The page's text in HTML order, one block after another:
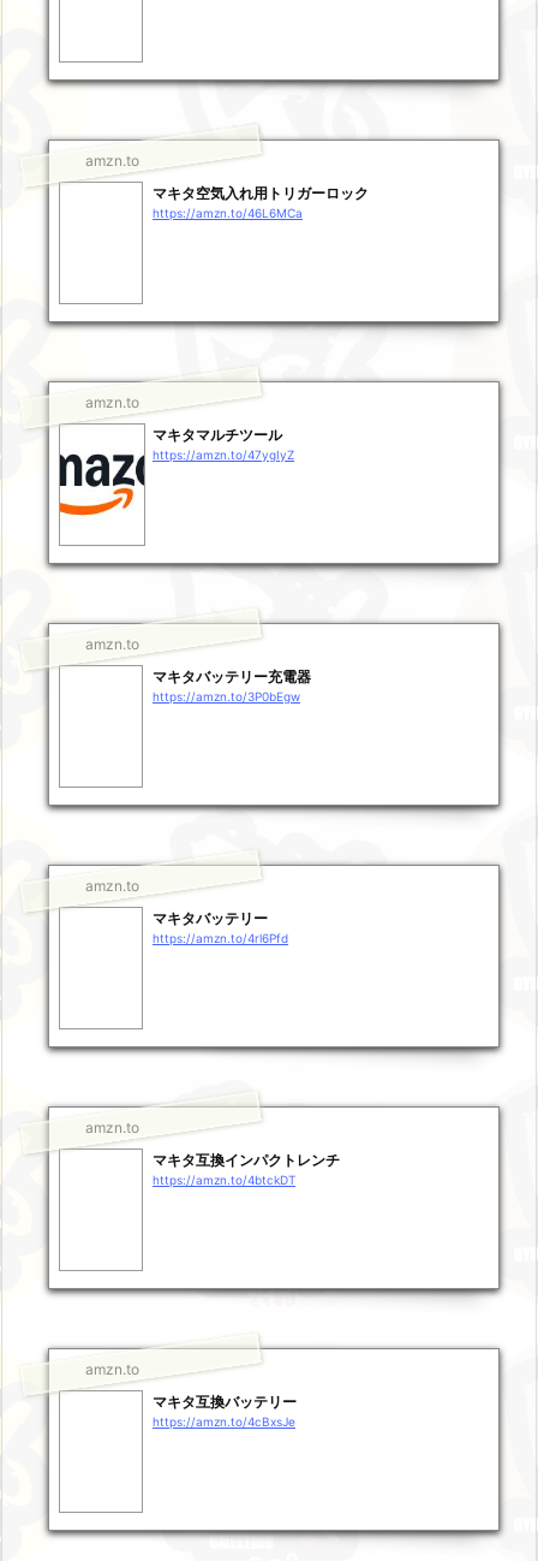
amzn.to
マキタ空気入れ用トリガーロック
https://amzn.to/46L6MCa
amzn.to
マキタマルチツール
https://amzn.to/47ygIyZ
amzn.to
マキタバッテリー充電器
https://amzn.to/3P0bEgw
amzn.to
マキタバッテリー
https://amzn.to/4rl6Pfd
amzn.to
マキタ互換インパクトレンチ
https://amzn.to/4btckDT
amzn.to
マキタ互換バッテリー
https://amzn.to/4cBxsJe